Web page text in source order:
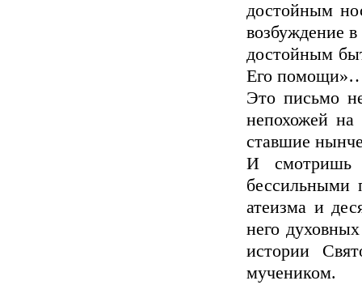
достойным
возбуждение
достойным
Его
Это письмо
непохожей
ставшие
И смотришь
бессильными
атеизма и
него
истории
мучеником.